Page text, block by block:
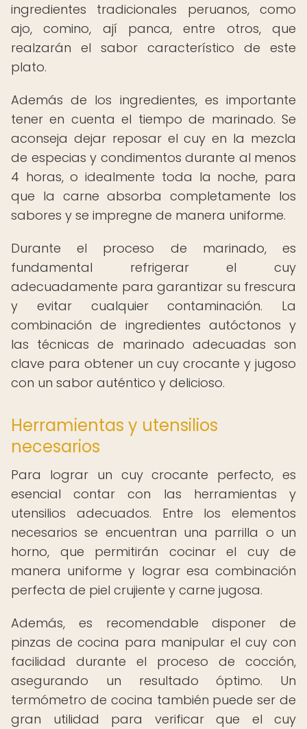
ingredientes tradicionales peruanos, como
ajo, comino, ají panca, entre otros, que
realzarán el sabor característico de este
plato.
Además de los ingredientes, es importante
tener en cuenta el tiempo de marinado. Se
aconseja dejar reposar el cuy en la mezcla
de especias y condimentos durante al menos
4 horas, o idealmente toda la noche, para
que la carne absorba completamente los
sabores y se impregne de manera uniforme.
Durante el proceso de marinado, es
fundamental refrigerar el cuy
adecuadamente para garantizar su frescura
y evitar cualquier contaminación. La
combinación de ingredientes autóctonos y
las técnicas de marinado adecuadas son
clave para obtener un cuy crocante y jugoso
con un sabor auténtico y delicioso.
Herramientas y utensilios
necesarios
Para lograr un cuy crocante perfecto, es
esencial contar con las herramientas y
utensilios adecuados. Entre los elementos
necesarios se encuentran una parrilla o un
horno, que permitirán cocinar el cuy de
manera uniforme y lograr esa combinación
perfecta de piel crujiente y carne jugosa.
Además, es recomendable disponer de
pinzas de cocina para manipular el cuy con
facilidad durante el proceso de cocción,
asegurando un resultado óptimo. Un
termómetro de cocina también puede ser de
gran utilidad para verificar que el cuy